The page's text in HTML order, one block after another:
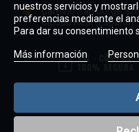

Camino San Jorge,
Ciudad Real (España)
nuestros servicios y
preferencias mediante el
Para dar su consentimiento
Más información